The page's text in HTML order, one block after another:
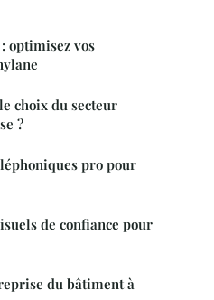
optimisez vos
choix du secteur
?
pro pour
de confiance pour
du bâtiment à